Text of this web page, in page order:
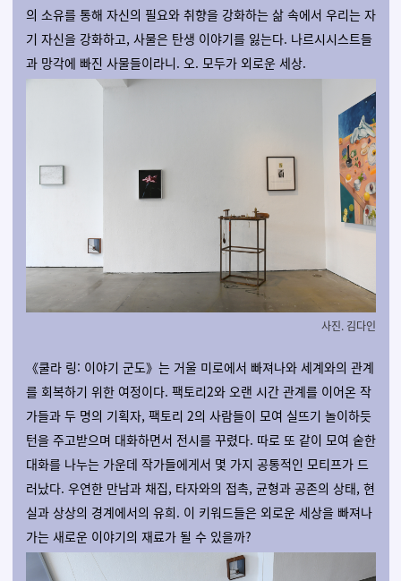
의 소유를 통해 자신의 필요와 취향을 강화하는 삶 속에서 우리는 자
기 자신을 강화하고, 사물은 탄생 이야기를 잃는다. 나르시시스트들
과 망각에 빠진 사물들이라니. 오. 모두가 외로운 세상.
사진. 김다인
《쿨라 링: 이야기 군도》는 거울 미로에서 빠져나와 세계와의 관계
를 회복하기 위한 여정이다. 팩토리2와 오랜 시간 관계를 이어온 작
가들과 두 명의 기획자, 팩토리 2의 사람들이 모여 실뜨기 놀이하듯
턴을 주고받으며 대화하면서 전시를 꾸렸다. 따로 또 같이 모여 숱한
대화를 나누는 가운데 작가들에게서 몇 가지 공통적인 모티프가 드
러났다. 우연한 만남과 채집, 타자와의 접촉, 균형과 공존의 상태, 현
실과 상상의 경계에서의 유희. 이 키워드들은 외로운 세상을 빠져나
가는 새로운 이야기의 재료가 될 수 있을까?